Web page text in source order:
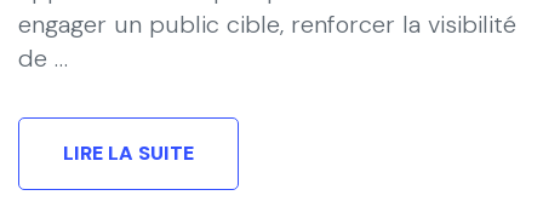
engager un public cible, renforcer la visibilité
de …
LIRE LA SUITE